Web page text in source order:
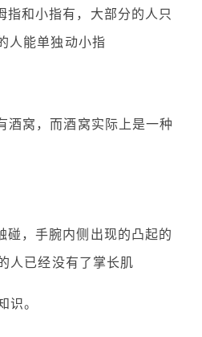
指和小指有，大部分的人只
人能单独动小指
酒窝，而酒窝实际上是一种
碰，手腕内侧出现的凸起的
人已经没有了掌长肌
识。